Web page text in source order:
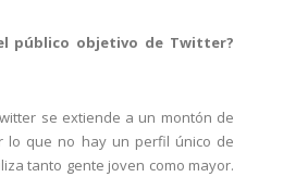
público objetivo de Twitter?
se extiende a un montón de
lo que no hay un perfil único de
tanto gente joven como mayor.